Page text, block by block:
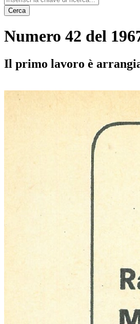
Cerca
Numero 42 del
Il primo lavoro è